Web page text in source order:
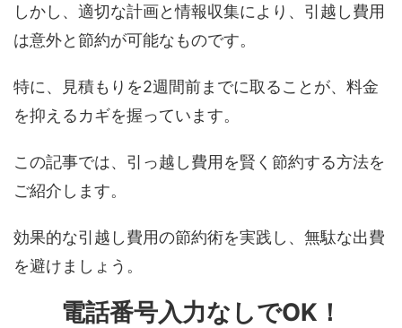
しかし、適切な計画と情報収集により、引越し費用
は意外と節約が可能なものです。
特に、見積もりを2週間前までに取ることが、料金
を抑えるカギを握っています。
この記事では、引っ越し費用を賢く節約する方法を
ご紹介します。
効果的な引越し費用の節約術を実践し、無駄な出費
を避けましょう。
電話番号入力なしでOK！